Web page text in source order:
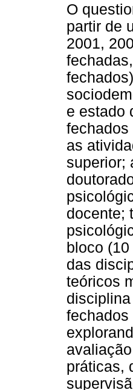
O
partir de
2001,
e estado
fechados
as
superior;
docente;
bloco
das
teóricos
fechados
práticas,